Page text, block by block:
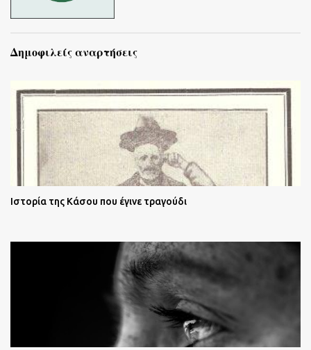
Δημοφιλείς αναρτήσεις
Ιστορία της Κάσου που έγινε τραγούδι